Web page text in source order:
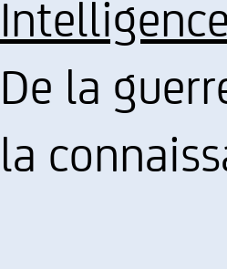
De la
la